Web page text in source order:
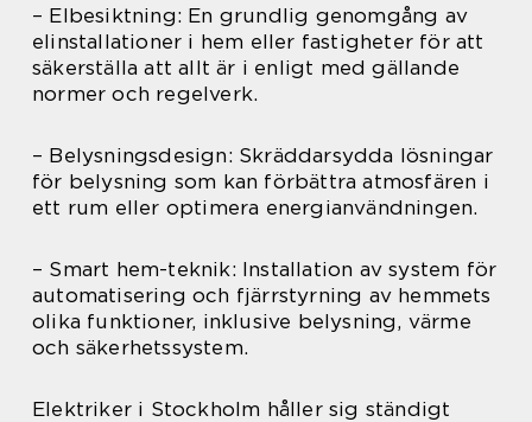
– Elbesiktning: En grundlig genomgång av
elinstallationer i hem eller fastigheter för att
säkerställa att allt är i enligt med gällande
normer och regelverk.
– Belysningsdesign: Skräddarsydda lösningar
för belysning som kan förbättra atmosfären i
ett rum eller optimera energianvändningen.
– Smart hem-teknik: Installation av system för
automatisering och fjärrstyrning av hemmets
olika funktioner, inklusive belysning, värme
och säkerhetssystem.
Elektriker i Stockholm håller sig ständigt